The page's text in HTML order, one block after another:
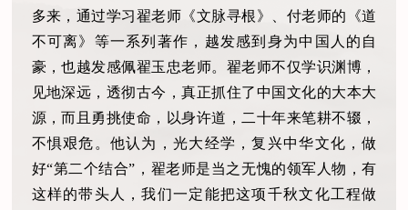
多来，通过学习翟老师《文脉寻根》、付老师的《道
不可离》等一系列著作，越发感到身为中国人的自
豪，也越发感佩翟玉忠老师。翟老师不仅学识渊博，
见地深远，透彻古今，真正抓住了中国文化的大本大
源，而且勇挑使命，以身许道，二十年来笔耕不辍，
不惧艰危。他认为，光大经学，复兴中华文化，做
好“第二个结合”，翟老师是当之无愧的领军人物，有
这样的带头人，我们一定能把这项千秋文化工程做